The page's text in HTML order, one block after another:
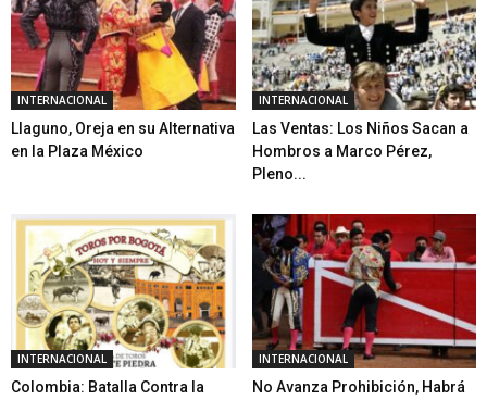
INTERNACIONAL
Llaguno, Oreja en su Alternativa
en la Plaza México
INTERNACIONAL
Las Ventas: Los Niños Sacan a
Hombros a Marco Pérez,
Pleno...
INTERNACIONAL
Colombia: Batalla Contra la
INTERNACIONAL
No Avanza Prohibición, Habrá